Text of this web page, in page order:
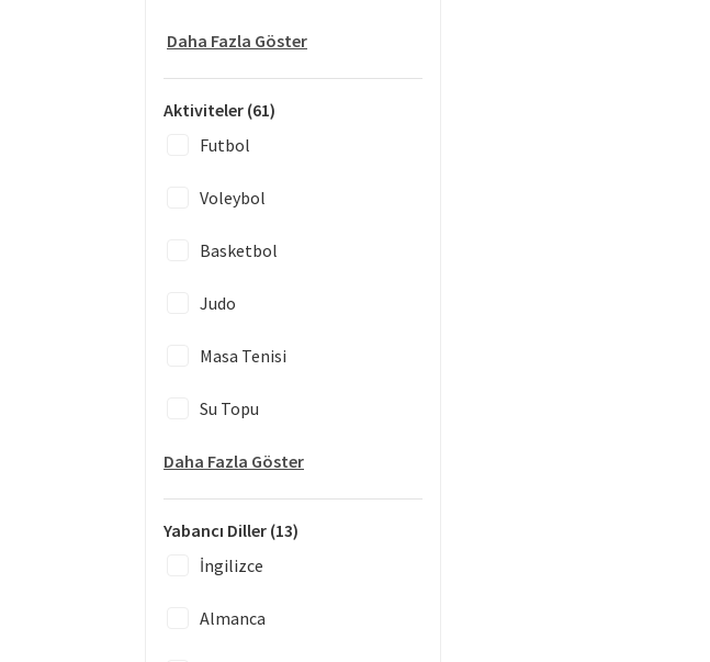
Daha Fazla Göster
Aktiviteler (61)
Futbol
Voleybol
Basketbol
Judo
Masa Tenisi
Su Topu
Daha Fazla Göster
Yabancı Diller (13)
İngilizce
Almanca